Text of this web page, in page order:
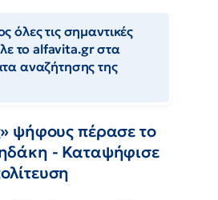
όλες τις σημαντικές
το alfavita.gr στα
αναζήτησης της
ψήφους πέρασε το
- Καταψήφισε